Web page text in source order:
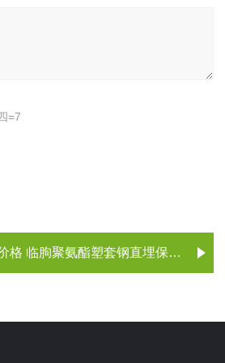
=7
聚氨酯塑套钢直埋保温管 山东潍坊临朐